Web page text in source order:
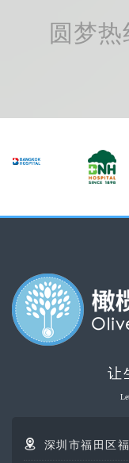
圆梦热
让
深圳市福田区